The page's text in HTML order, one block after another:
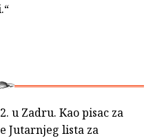
u Zadru. Kao pisac za
Jutarnjeg lista za